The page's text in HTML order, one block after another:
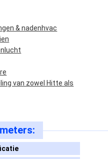
& nadenhvac
van zowel Hitte als